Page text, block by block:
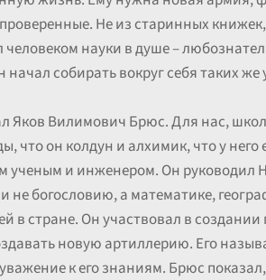
Не из старинных
человеком науки в душе –
собирать вокруг себя таких
Яков Вилимович Брюс. Для нас,
что он колдун и алхимик, что у него
и инженером. Он руководил
не богословию, а математике,
в стране. Он участвовал в
новую артиллерию. Его
к его знаниям. Брюс